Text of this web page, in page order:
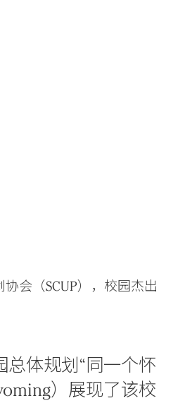
会（SCUP），校园杰出
总体规划“同一个怀
）展现了该校